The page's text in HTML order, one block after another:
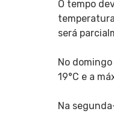
O tempo
será
No
19°C e a
Na